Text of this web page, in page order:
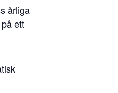
årliga
ett